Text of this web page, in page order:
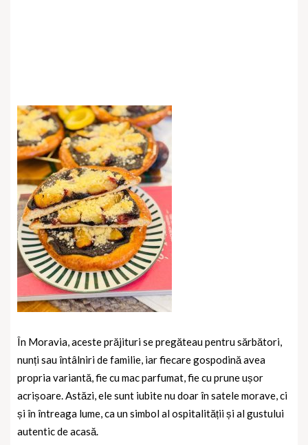
În Moravia, aceste prăjituri se pregăteau pentru sărbători,
nunți sau întâlniri de familie, iar fiecare gospodină avea
propria variantă, fie cu mac parfumat, fie cu prune ușor
acrișoare. Astăzi, ele sunt iubite nu doar în satele morave, ci
și în întreaga lume, ca un simbol al ospitalității și al gustului
autentic de acasă.